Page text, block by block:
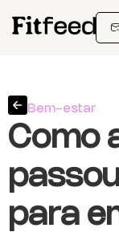
Bem-estar
Como
para